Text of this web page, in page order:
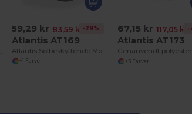
59,29 kr 83,59 kr-29%
Atlantis AT169
+1 Farver
67,15 kr 117,05 kr -
Atlantis AT173
Genanvendt
+3 Farver